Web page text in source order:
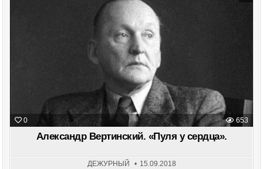
0 653
Posted
Александр Вертинский. «Пуля у сердца».
ДЕЖУРНЫЙ 15.09.2018